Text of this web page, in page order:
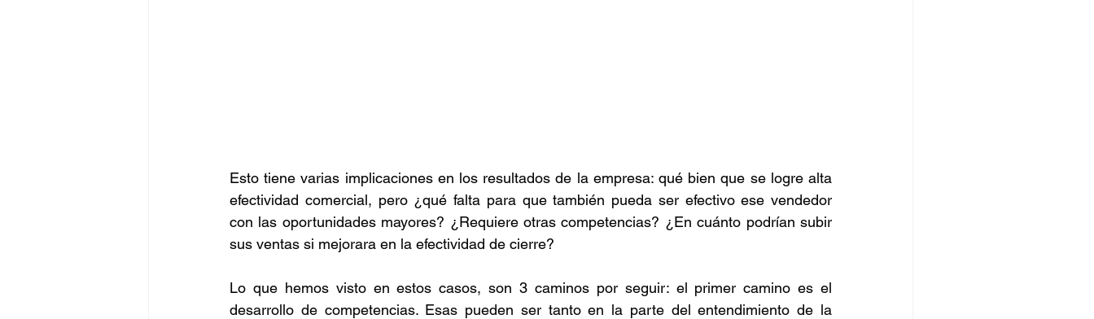
Esto tiene varias implicaciones en los resultados de la empresa: qué bien que se logre alta
efectividad comercial, pero ¿qué falta para que también pueda ser efectivo ese vendedor
con las oportunidades mayores? ¿Requiere otras competencias? ¿En cuánto podrían subir
sus ventas si mejorara en la efectividad de cierre?
Lo que hemos visto en estos casos, son 3 caminos por seguir: el primer camino es el
desarrollo de competencias. Esas pueden ser tanto en la parte del entendimiento de la